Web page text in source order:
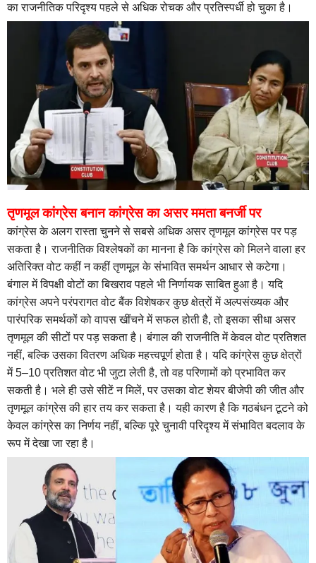
का राजनीतिक परिदृश्य पहले से अधिक रोचक और प्रतिस्पर्धी हो चुका है।
तृणमूल कांग्रेस बनान कांग्रेस का असर ममता बनर्जी पर
कांग्रेस के अलग रास्ता चुनने से सबसे अधिक असर तृणमूल कांग्रेस पर पड़
सकता है। राजनीतिक विश्लेषकों का मानना है कि कांग्रेस को मिलने वाला हर
अतिरिक्त वोट कहीं न कहीं तृणमूल के संभावित समर्थन आधार से कटेगा।
बंगाल में विपक्षी वोटों का बिखराव पहले भी निर्णायक साबित हुआ है। यदि
कांग्रेस अपने परंपरागत वोट बैंक विशेषकर कुछ क्षेत्रों में अल्पसंख्यक और
पारंपरिक समर्थकों को वापस खींचने में सफल होती है, तो इसका सीधा असर
तृणमूल की सीटों पर पड़ सकता है। बंगाल की राजनीति में केवल वोट प्रतिशत
नहीं, बल्कि उसका वितरण अधिक महत्त्वपूर्ण होता है। यदि कांग्रेस कुछ क्षेत्रों
में 5–10 प्रतिशत वोट भी जुटा लेती है, तो वह परिणामों को प्रभावित कर
सकती है। भले ही उसे सीटें न मिलें, पर उसका वोट शेयर बीजेपी की जीत और
तृणमूल कांग्रेस की हार तय कर सकता है। यही कारण है कि गठबंधन टूटने को
केवल कांग्रेस का निर्णय नहीं, बल्कि पूरे चुनावी परिदृश्य में संभावित बदलाव के
रूप में देखा जा रहा है।